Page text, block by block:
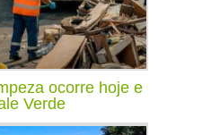
ocorre hoje e
Verde